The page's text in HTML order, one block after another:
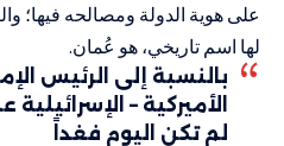
على هوية الدولة ومصالحه فيها؛
لها اسم تاريخي، هو عُمان.
بالنسبة إلى الرئيس
الأميركية –
لم تكن اليوم فغداً